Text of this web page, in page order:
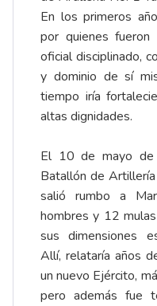
En los primeros
por quienes fueron
oficial disciplinado,
y dominio de sí
tiempo iría
altas dignidades.
El 10 de mayo de
Batallón de
salió rumbo a
hombres y 12
sus dimensiones
Allí, relataría años
un nuevo Ejército,
pero además fue